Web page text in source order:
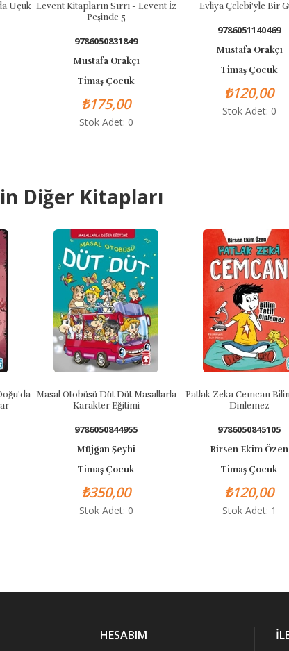
Kitapların Sırrı - Levent İz
9786050831849
Mustafa Orakçı
Timaş Çocuk
Stok Adet: 0
Evliya Çelebi'yle Bir Gün
9786051140469
Mustafa Orakçı
Timaş Çocuk
Stok Adet: 0
Diğer Kitapları
Masal Otobüsü Düt Düt Masallarla
Karakter Eğitimi
9786050844955
Müjgan Şeyhi
Timaş Çocuk
₺350,00
Stok Adet: 0
Patlak Zeka Cemcan Bilim Tatil
Dinlemez
9786050845105
Birsen Ekim Özen
Timaş Çocuk
₺120,00
Stok Adet: 1
HESABIM